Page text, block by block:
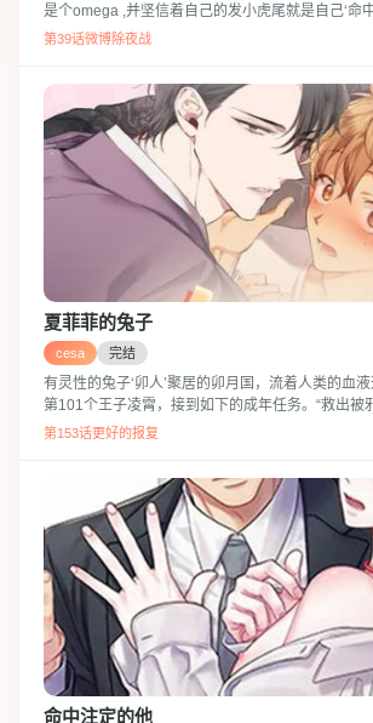
是个omega ,并坚信着自己的发小虎尾就是自己‘命中
直到14岁时接受ABO性别检查，才发现原来他们
种情况下，他发现虎尾居然还对他的话有反应-？ 腹
第39话微博除夜战
夏菲菲的兔子
cesa 完结
有灵性的兔子‘卯人’聚居的卯月国，流着人类的血
第101个王子凌霄，接到如下的成年任务。“救出被
圣尊贵的‘月兔’,安全带回来吧。”被监禁在邪恶的
就毫无羞耻心！“新娘，我会让你幸福的。我们生
第153话更好的报复
命中注定的他